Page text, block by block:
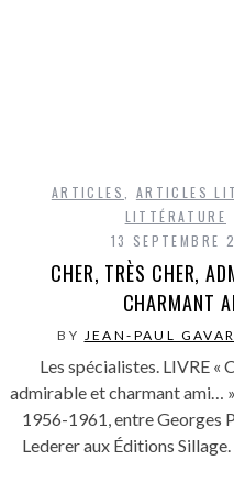
ARTICLES ARTICLES
LITTÉRATURE
13 SEPTEMBRE
CHER, TRÈS CHER,
CHARMANT
BY JEAN-PAUL
Les spécialistes. LIVRE «
admirable et charmant ami…
1956-1961, entre Georges
Lederer aux Éditions Sillage.